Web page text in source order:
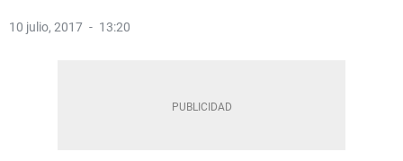
10 julio, 2017 13:20